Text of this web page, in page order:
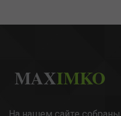
MAXIMKO